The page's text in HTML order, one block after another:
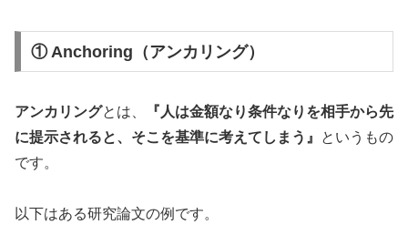
① Anchoring（アンカリング）
アンカリングとは、
『人は金額なり条件なりを相手から先
に提示されると、そこを基準に考えてしまう』
というもの
です。
以下はある研究論文の例です。